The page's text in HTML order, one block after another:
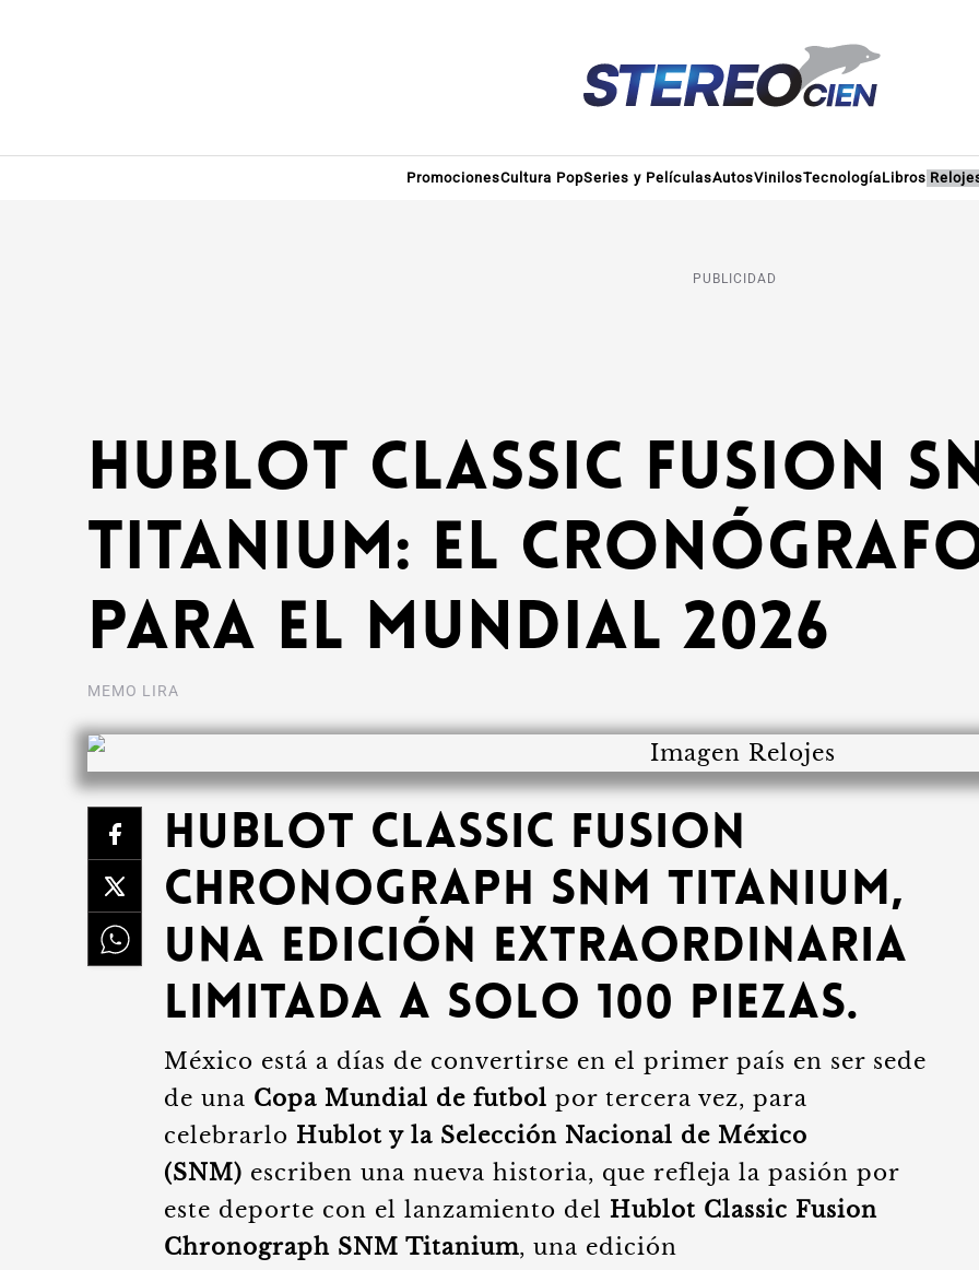
PromocionesCultura PopSeries y PelículasAutosVinilosTecnologíaLibros
PUBLICIDAD
Hublot Classic Fusion
Titanium: el cronógrafo
para el Mundial 2026
MEMO LIRA
Hublot Classic Fusion
Chronograph SNM Titanium,
una edición extraordinaria
limitada a solo 100 piezas.
México está a días de convertirse en el primer país en ser sede
de una Copa Mundial de futbol por tercera vez, para
celebrarlo Hublot y la Selección Nacional de México
(SNM) escriben una nueva historia, que refleja la pasión por
este deporte con el lanzamiento del Hublot Classic Fusion
Chronograph SNM Titanium, una edición